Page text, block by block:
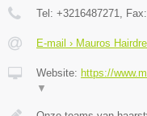
Tel: +3216487271 , Fax:
E-mail › Mauros
Website: https://
▼